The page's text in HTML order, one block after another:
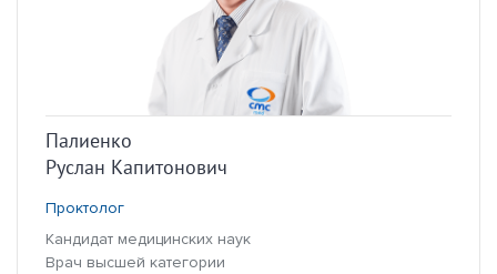
Палиенко
Руслан Капитонович
Проктолог
Кандидат медицинских наук
Врач высшей категории